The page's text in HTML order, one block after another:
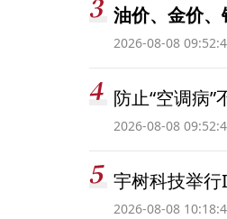
油价、金价
2026-08-08
防止“空调病
2026-08-08
宇树科技举
2026-08-08